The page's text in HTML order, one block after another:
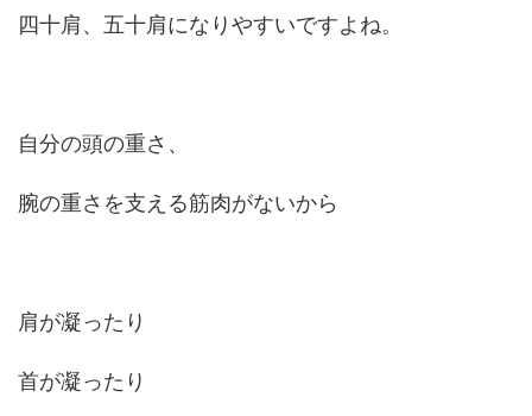
四十肩、五十肩になりやすいですよね。
自分の頭の重さ、
腕の重さを支える筋肉がないから
肩が凝ったり
首が凝ったり